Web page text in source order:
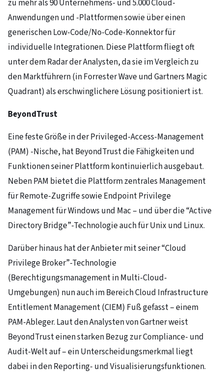
zu mehr als 90 Unternehmens- und 5.000 Cloud-
Anwendungen und -Plattformen sowie über einen
generischen Low-Code/No-Code-Konnektor für
individuelle Integrationen. Diese Plattform fliegt oft
unter dem Radar der Analysten, da sie im Vergleich zu
den Marktführern (in Forrester Wave und Gartners Magic
Quadrant) als erschwinglichere Lösung positioniert ist.
BeyondTrust
Eine feste Größe in der Privileged-Access-Management
(PAM) -Nische, hat BeyondTrust die Fähigkeiten und
Funktionen seiner Plattform kontinuierlich ausgebaut.
Neben PAM bietet die Plattform zentrales Management
für Remote-Zugriffe sowie Endpoint Privilege
Management für Windows und Mac – und über die “Active
Directory Bridge”-Technologie auch für Unix und Linux.
Darüber hinaus hat der Anbieter mit seiner “Cloud
Privilege Broker”-Technologie
(Berechtigungsmanagement in Multi-Cloud-
Umgebungen) nun auch im Bereich Cloud Infrastructure
Entitlement Management (CIEM) Fuß gefasst – einem
PAM-Ableger. Laut den Analysten von Gartner weist
BeyondTrust einen starken Bezug zur Compliance- und
Audit-Welt auf – ein Unterscheidungsmerkmal liegt
dabei in den Reporting- und Visualisierungsfunktionen.